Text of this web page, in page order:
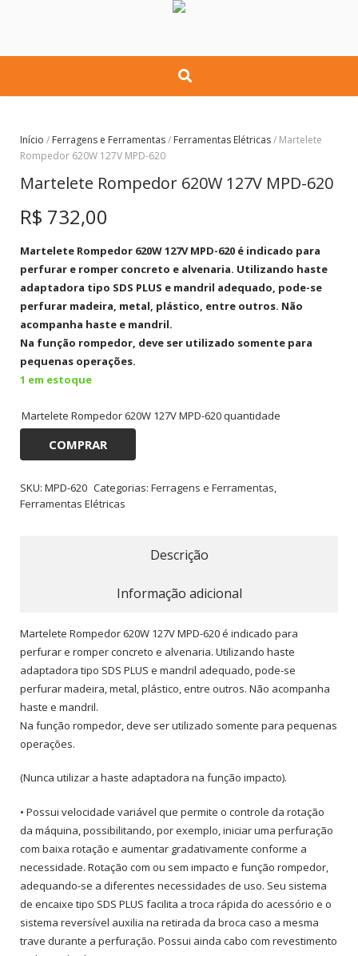
Início / Ferragens e Ferramentas/ Ferramentas Elétricas/ Martelete
Rompedor 620W 127V MPD-620
Martelete Rompedor 620W 127V MPD-620
R$ 732,00
Martelete Rompedor 620W 127V MPD-620 é indicado para
perfurar e romper concreto e alvenaria. Utilizando haste
adaptadora tipo SDS PLUS e mandril adequado, pode-se
perfurar madeira, metal, plástico, entre outros. Não
acompanha haste e mandril.
Na função rompedor, deve ser utilizado somente para
pequenas operações.
1 em estoque
Martelete Rompedor 620W 127V MPD-620 quantidade
COMPRAR
SKU: MPD-620 Categorias: Ferragens e Ferramentas
Ferramentas Elétricas
Descrição
Informação adicional
Martelete Rompedor 620W 127V MPD-620 é indicado para
perfurar e romper concreto e alvenaria. Utilizando haste
adaptadora tipo SDS PLUS e mandril adequado, pode-se
perfurar madeira, metal, plástico, entre outros. Não acompanha
haste e mandril.
Na função rompedor, deve ser utilizado somente para pequenas
operações.
(Nunca utilizar a haste adaptadora na função impacto).
• Possui velocidade variável que permite o controle da rotação
da máquina, possibilitando, por exemplo, iniciar uma perfuração
com baixa rotação e aumentar gradativamente conforme a
necessidade. Rotação com ou sem impacto e função rompedor,
adequando-se a diferentes necessidades de uso. Seu sistema
de encaixe tipo SDS PLUS facilita a troca rápida do acessório e o
sistema reversível auxilia na retirada da broca caso a mesma
trave durante a perfuração. Possui ainda cabo com revestimento